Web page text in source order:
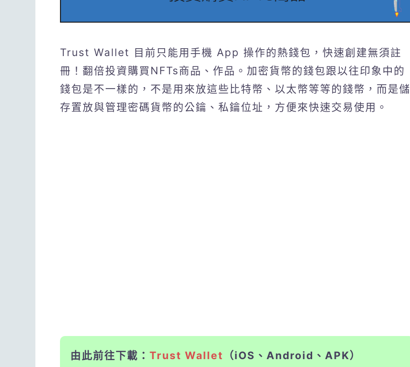
Trust Wallet 目前只能用手機 App 操作的熱錢包，快速創建無須註
冊！翻倍投資購買NFTs商品、作品。加密貨幣的錢包跟以往印象中的
錢包是不一樣的，不是用來放這些比特幣、以太幣等等的錢幣，而是儲
存置放與管理密碼貨幣的公鑰、私鑰位址，方便來快速交易使用。
由此前往下載： Trust Wallet （iOS、Android、APK）